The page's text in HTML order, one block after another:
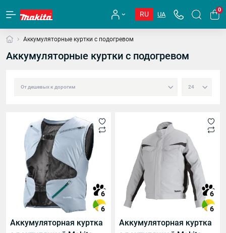
RU UA
0
Аккумуляторные куртки с подогревом
Аккумуляторные куртки с подогревом
6
6
Аккумуляторная куртка
6
6
Аккумуляторная куртка